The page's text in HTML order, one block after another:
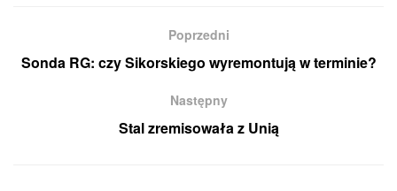
Poprzedni
Sonda RG: czy Sikorskiego wyremontują w terminie?
Następny
Stal zremisowała z Unią